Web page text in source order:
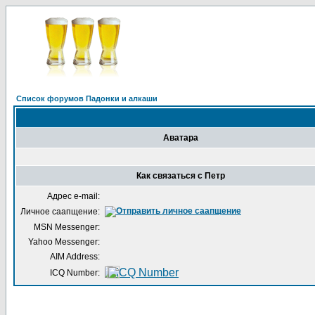
Список форумов Падонки и алкаши
Аватара
Как связаться с Петр
Адрес e-mail:
Личное саапщение:
MSN Messenger:
Yahoo Messenger:
AIM Address:
ICQ Number: